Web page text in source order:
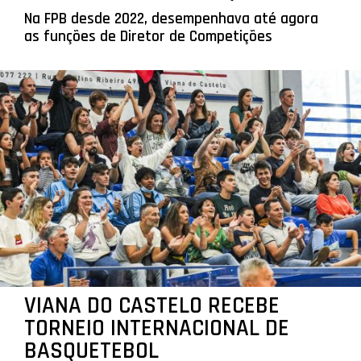
Na FPB desde 2022, desempenhava até agora
as funções de Diretor de Competições
VIANA DO CASTELO RECEBE
TORNEIO INTERNACIONAL DE
BASQUETEBOL